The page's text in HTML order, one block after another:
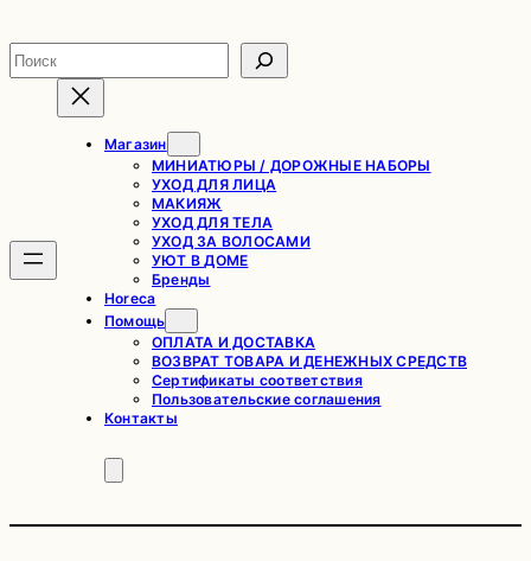
содержимому
Поиск
Магазин
МИНИАТЮРЫ / ДОРОЖНЫЕ НАБОРЫ
УХОД ДЛЯ ЛИЦА
МАКИЯЖ
УХОД ДЛЯ ТЕЛА
УХОД ЗА ВОЛОСАМИ
УЮТ В ДОМЕ
Бренды
Horeca
Помощь
ОПЛАТА И ДОСТАВКА
ВОЗВРАТ ТОВАРА И ДЕНЕЖНЫХ СРЕДСТВ
Сертификаты соответствия
Пользовательские соглашения
Контакты